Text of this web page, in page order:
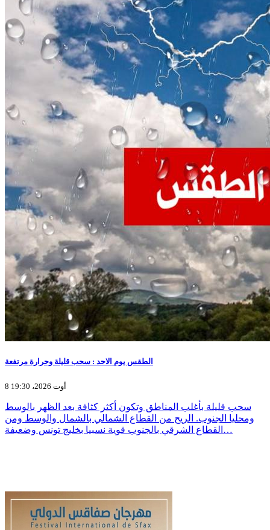
الطقس يوم الاحد : سحب قليلة وحرارة مرتفعة
8 أوت 2026، 19:30
سحب قليلة بأغلب المناطق وتكون أكثر كثافة بعد الظهر بالوسط
ومحليا الجنوب. الريح من القطاع الشمالي بالشمال والوسط ومن
القطاع الشرقي بالجنوب قوية نسبيا بخليج تونس وضعيفة…